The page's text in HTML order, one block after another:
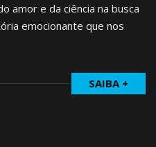
amor e da ciência na busca
emocionante que nos
SAIBA +